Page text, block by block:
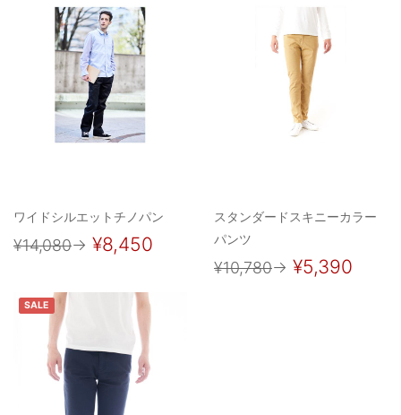
ワイドシルエットチノパン
¥14,080→ ¥8,450
スタンダードスキニーカラー
パンツ
¥10,780→ ¥5,390
SALE